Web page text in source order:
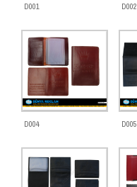
D001 D002
D004 D005